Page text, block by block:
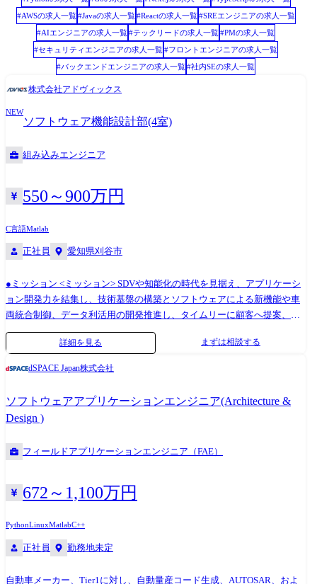
アを誇る当社にて、次世代の車両制御システムにおけるソフトウェア開
発をお任せいたします。 【主な業務内容】 ・車両メーカーや他サプライ
ヤとの協業によるシャシー全体のデータを活用した「車両統合制御シス
テム」の開発 →ソフトウェア開発を始めとし、ゆくゆくは仕様開発や車
両適合といった一連の業務をご担当頂きたいと考えております。 ・豊富
なシャシー系データを活用し社会に貢献する「データ利活用」開発 <プ
クルマの安全機能である横滑り防止装置(ESC)の開発でアドヴィックスが
車両走行情報(車速や前後加速度など)をクラウド演算して車両の重量をリ
アルタイムで推定することで、従来は算出が難しかった地域ごとのごみ
MATLAB/simulink、C言語、Python
#AWSの求人一覧 #Javaの求人一覧 #Reactの求人一覧 #SREエンジニアの求人一覧
#AIエンジニアの求人一覧#テックリードの求人一覧#PMの求人一覧
#セキュリティエンジニアの求人一覧#フロントエンジニアの求人一覧
#バックエンドエンジニアの求人一覧#社内SEの求人一覧
株式会社アドヴィックス
NEW
ソフトウェア機能設計部(4室)
組み込みエンジニア
550～900万円
C言語Matlab
正社員 愛知県刈谷市
●ミッション <ミッション> SDVや知能化の時代を見据え、アプリケーシ
ョン開発力を結集し、技術基盤の構築とソフトウェアによる新機能や車
両統合制御、データ利活用の開発推進し、タイムリーに顧客へ提案、市
場へ投入する。(SDV:Software Defined Vehicle) <主要業務> ・電動パーキ
ングブレーキにおけるソフトウェア開発・設計業務 ブレーキ制御を中心
として車両制御ソフトウェア設計開発等に従事いただきます。 具体的に
フェールセーフ開発、車両ネットワークソフトウェア設計、等様々な領
域をご担当いただきます。 ※ご経験に応じて、ソフトウェア開発実装・
PM(プロジェクトマネジメント)のいずれかをご担当いただく予定です。
詳細を見る まずは相談する
dSPACE Japan株式会社
ソフトウェアアプリケーションエンジニア(Architecture &
Design )
フィールドアプリケーションエンジニア（FAE）
672～1,100万円
PythonLinuxMatlabC++
正社員 勤務地未定
自動車メーカー、Tier1に対し、自動量産コード生成、AUTOSAR、およ